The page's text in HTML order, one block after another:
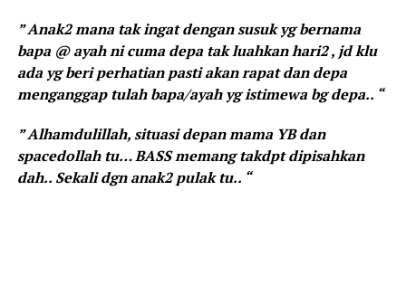
” Anak2 mana tak ingat dengan susuk yg bernama
bapa @ ayah ni cuma depa tak luahkan hari2 , jd klu
ada yg beri perhatian pasti akan rapat dan depa
menganggap tulah bapa/ayah yg istimewa bg depa.. “
” Alhamdulillah, situasi depan mama YB dan
spacedollah tu… BASS memang takdpt dipisahkan
dah.. Sekali dgn anak2 pulak tu.. “